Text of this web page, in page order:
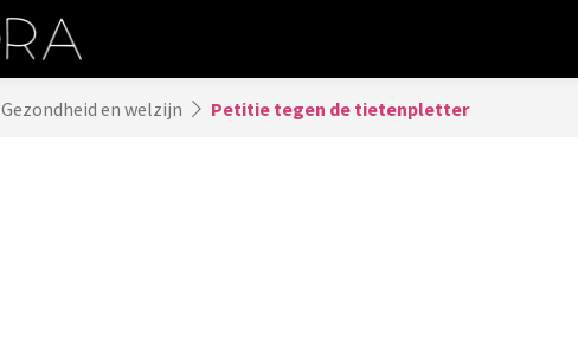
Gezondheid en welzijn Petitie tegen de tietenpletter